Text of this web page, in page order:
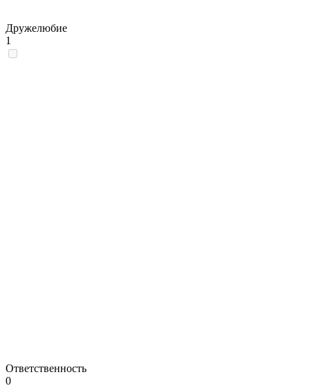
Дружелюбие
1
Ответственность
0